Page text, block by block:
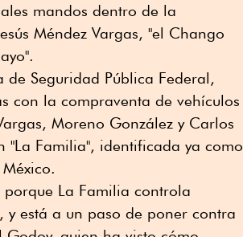
mandos dentro de la
Méndez Vargas, "el Chango
de Seguridad Pública Federal,
con la compraventa de vehículos
Moreno González y Carlos
"La Familia", identificada ya como
La Familia controla
está a un paso de poner contra